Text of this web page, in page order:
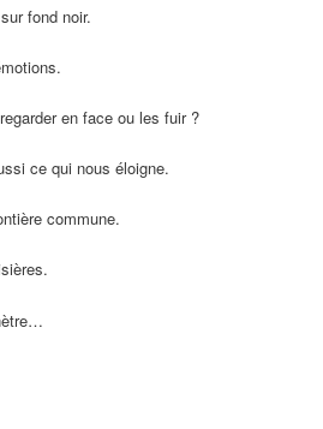
fond noir.
en face ou les fuir ?
ce qui nous éloigne.
commune.